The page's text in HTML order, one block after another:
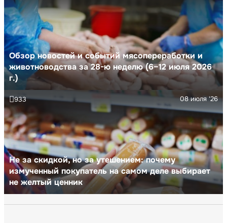
Обзор новостей и событий мясопереработки и
животноводства за 28-ю неделю (6–12 июля 2026
г.)
Не за скидкой, но за утешением: почему
измученный покупатель на самом деле выбирает
не желтый ценник
08 июля '26
933